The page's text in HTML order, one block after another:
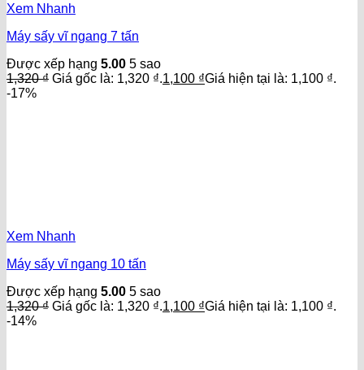
Xem Nhanh
Máy sấy vĩ ngang 7 tấn
Được xếp hạng 5.00 5 sao
1,320₫ Giá gốc là: 1,320 ₫.1,100 ₫Giá hiện tại là: 1,100 ₫.
-17%
Xem Nhanh
Máy sấy vĩ ngang 10 tấn
Được xếp hạng 5.00 5 sao
1,320₫ Giá gốc là: 1,320 ₫.1,100 ₫Giá hiện tại là: 1,100 ₫.
-14%